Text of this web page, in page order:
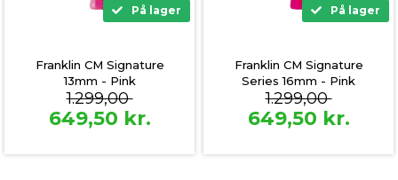
På lager
Franklin CM Signature
13mm - Pink
1.299,00
649,50 kr.
På lager
Franklin CM Signature
Series 16mm - Pink
1.299,00
649,50 kr.